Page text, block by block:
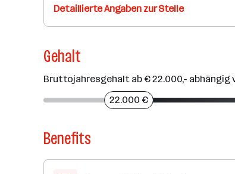
Detaillierte Angaben zur Stelle
Gehalt
Bruttojahresgehalt ab € 22.000,-
22.000 €
Benefits